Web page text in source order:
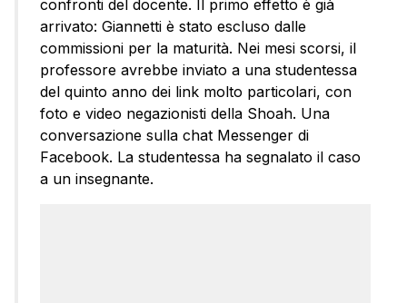
confronti del docente. Il primo effetto è già
arrivato: Giannetti è stato escluso dalle
commissioni per la maturità. Nei mesi scorsi, il
professore avrebbe inviato a una studentessa
del quinto anno dei link molto particolari, con
foto e video negazionisti della Shoah. Una
conversazione sulla chat Messenger di
Facebook. La studentessa ha segnalato il caso
a un insegnante.